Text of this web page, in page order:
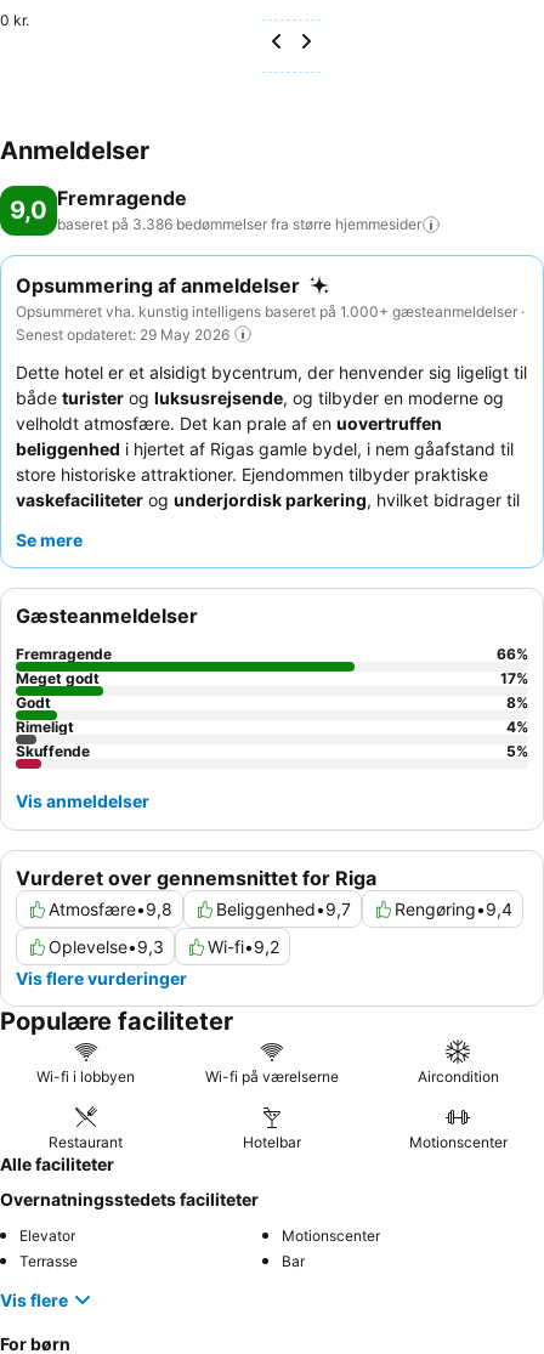
0 kr.
Anmeldelser
9,0 Fremragende
baseret på 3.386 bedømmelser fra større hjemmesider
Opsummering af anmeldelser
Opsummeret vha. kunstig intelligens baseret på 1.000+ gæsteanmeldelser ·
Senest opdateret: 29 May 2026
Dette hotel er et alsidigt bycentrum, der henvender sig ligeligt til
både turister og luksusrejsende, og tilbyder en moderne og
velholdt atmosfære. Det kan prale af en uovertruffen
beliggenhed i hjertet af Rigas gamle bydel, i nem gåafstand til
store historiske attraktioner. Ejendommen tilbyder praktiske
vaskefaciliteter og underjordisk parkering, hvilket bidrager til
venlige og professionelle personale, og morgenmadsbuffeten
du overveje at anmode om et værelse med udsigt til haven.
Se mere
Vurderet over gennemsnittet for Riga
Atmosfære•9,8 Beliggenhed•9,7 Rengøring•9,4
Oplevelse•9,3 Wi-fi•9,2
Vis flere vurderinger
Gæsteanmeldelser
Fremragende 66%
Meget godt
17%
Godt
8%
Rimeligt
4%
Skuffende
5%
Vis anmeldelser
Populære faciliteter
Wi-fi i lobbyen Wi-fi på værelserne Aircondition
Restaurant Hotelbar Motionscenter
Alle faciliteter
Overnatningsstedets faciliteter
Elevator
Motionscenter
Terrasse
Bar
Vis flere
For børn